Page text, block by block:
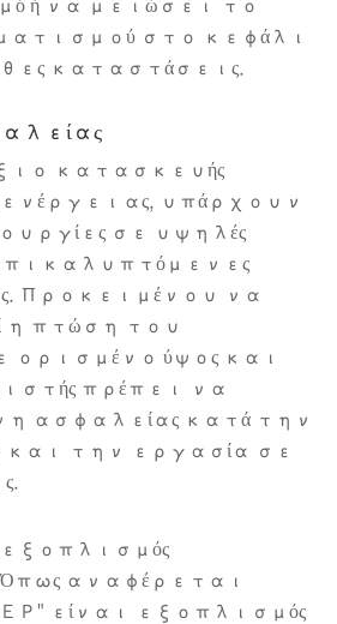
ή να μειώσει το
στο κεφάλι
καταστάσεις.
κατασκευής
υπάρχουν
σε υψηλές
Προκειμένου να
πτώση του
ορισμένο ύψος και
πρέπει να
ασφαλείας κατά την
την εργασία σε
αναφέρεται
είναι εξοπλισμός